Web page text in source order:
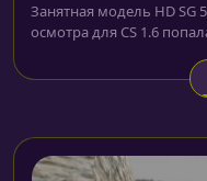
Занятная модель HD SG
осмотра для CS 1.6